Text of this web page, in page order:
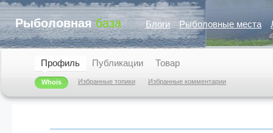
Рыболовная база Блоги Рыболовные места
Профиль
Whois Избранные топики Избранные комментарии
Публикации Товар